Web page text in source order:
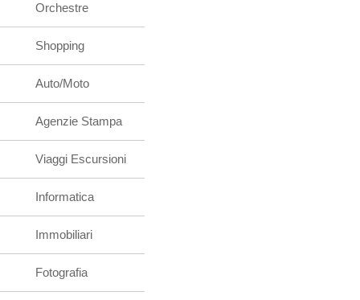
Orchestre
Shopping
Auto/Moto
Agenzie Stampa
Viaggi Escursioni
Informatica
Immobiliari
Fotografia